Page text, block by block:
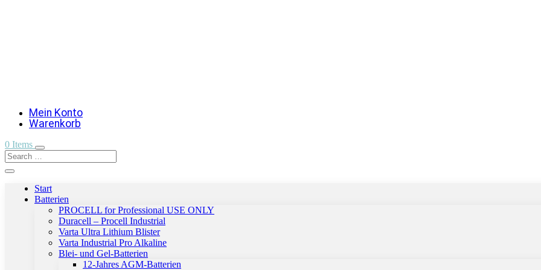
Mein Konto
Warenkorb
0 Items
Start
Batterien
PROCELL for Professional USE ONLY
Duracell – Procell Industrial
Varta Ultra Lithium Blister
Varta Industrial Pro Alkaline
Blei- und Gel-Batterien
12-Jahres AGM-Batterien